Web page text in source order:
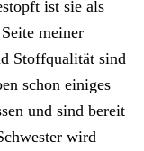
ist sie als
meiner
Stoffqualität sind
schon einiges
und sind bereit
wird